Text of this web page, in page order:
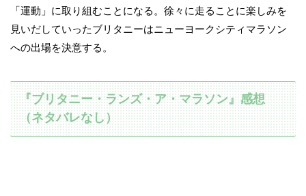
「運動」に取り組むことになる。徐々に走ることに楽しみを
見いだしていったブリタニーはニューヨークシティマラソン
への出場を決意する。
『ブリタニー・ランズ・ア・マラソン』感想
（ネタバレなし）